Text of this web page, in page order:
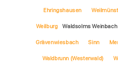
Ehringshausen
Weilburg Waldsolms Weinbach
Grävenwiesbach Sinn
Waldbrunn (Westerwald)